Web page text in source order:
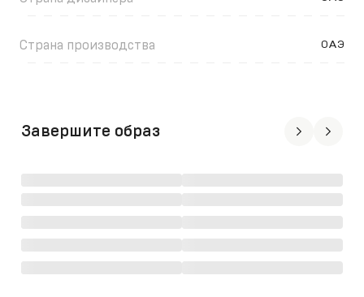
Страна производства ОАЭ
Завершите образ